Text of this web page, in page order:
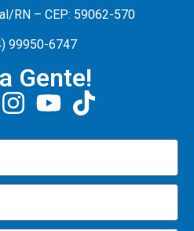
RN – CEP: 59062-570
99950-6747
Gente!